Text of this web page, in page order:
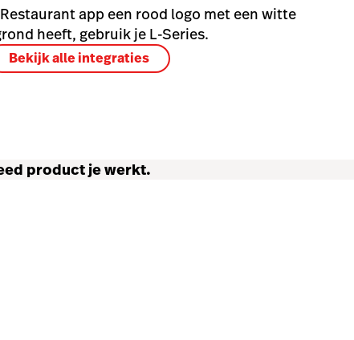
app een rood logo met een witte
heeft, gebruik je L-Series.
Bekijk alle integraties
product je werkt.